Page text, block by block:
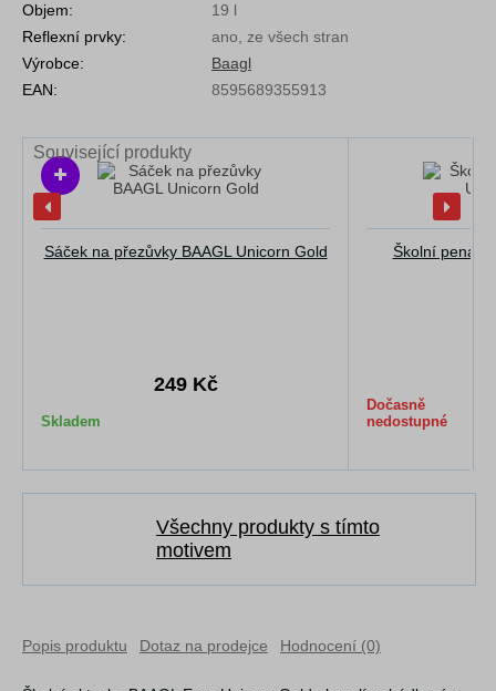
Objem:
19 l
Reflexní prvky:
ano, ze všech stran
Výrobce:
Baagl
EAN:
8595689355913
Související produkty
Sáček na přezůvky BAAGL Unicorn Gold
249 Kč
Skladem
Školní penál
Dočasně
nedostupné
Všechny produkty s tímto
motivem
Popis produktu Dotaz na prodejce Hodnocení (0)